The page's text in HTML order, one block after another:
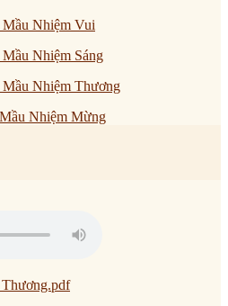
Nhiệm Vui
Nhiệm Sáng
Nhiệm Thương
Nhiệm Mừng